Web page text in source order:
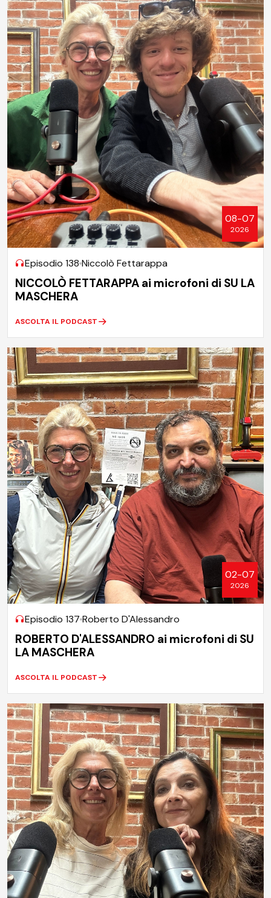
08-07
2026
Episodio 138 Niccolò Fettarappa
NICCOLÒ FETTARAPPA ai microfoni di SU LA
MASCHERA
ASCOLTA IL PODCAST
02-07
2026
Episodio 137 Roberto D'Alessandro
ROBERTO D'ALESSANDRO ai microfoni di SU
LA MASCHERA
ASCOLTA IL PODCAST